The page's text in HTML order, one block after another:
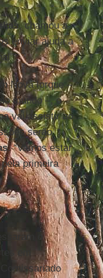
, chamou a
enviar ajuda a
Nova Iorque –
mundo –, o
vai assistir ao
serão
. “Vamos estar
primeira
o
em